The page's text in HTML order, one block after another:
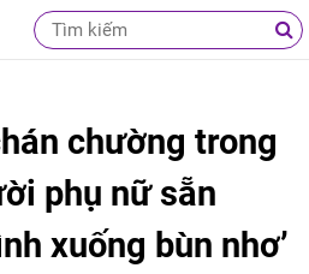
chường trong
phụ nữ sẵn
xuống bùn nhơ’